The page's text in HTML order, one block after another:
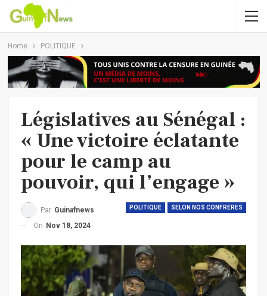
Home POLITIQUE
Législatives au Sénégal :
« Une victoire éclatante
pour le camp au
pouvoir, qui l’engage »
POLITIQUE SELON NOS CONFRERES
Par Guinafnews
On Nov 18, 2024